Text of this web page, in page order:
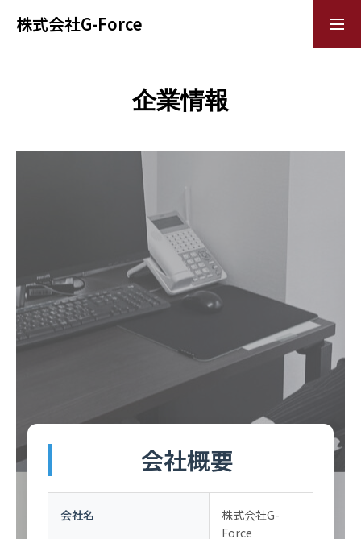
株式会社G-Force
採用情報
企業情報
会社概要
会社名
株式会社G-
Force